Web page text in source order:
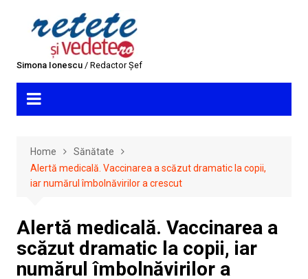
Simona Ionescu/ Redactor Șef
Home
Sănătate
Alertă medicală. Vaccinarea a scăzut dramatic la copii,
iar numărul îmbolnăvirilor a crescut
Alertă medicală. Vaccinarea a
scăzut dramatic la copii, iar
numărul îmbolnăvirilor a